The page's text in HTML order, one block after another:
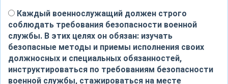
Каждый военнослужащий должен строго
соблюдать требования безопасности военной
службы. В этих целях он обязан: изучать
безопасные методы и приемы исполнения своих
должносных и специальных обязанностей,
инструктироваться по требованиям безопасности
военной службы, стажироваться на месте